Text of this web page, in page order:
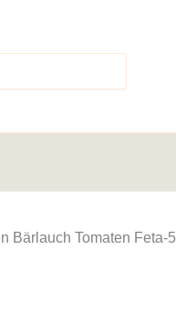
Bärlauch Tomaten Feta-5